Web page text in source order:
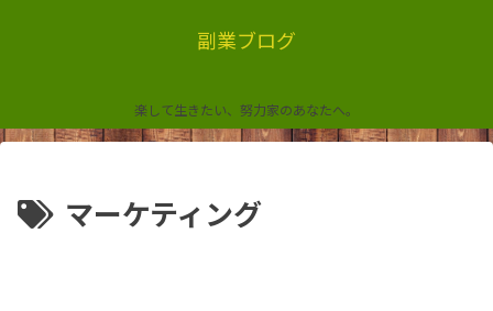
副業ブログ
楽して生きたい、努力家のあなたへ。
マーケティング